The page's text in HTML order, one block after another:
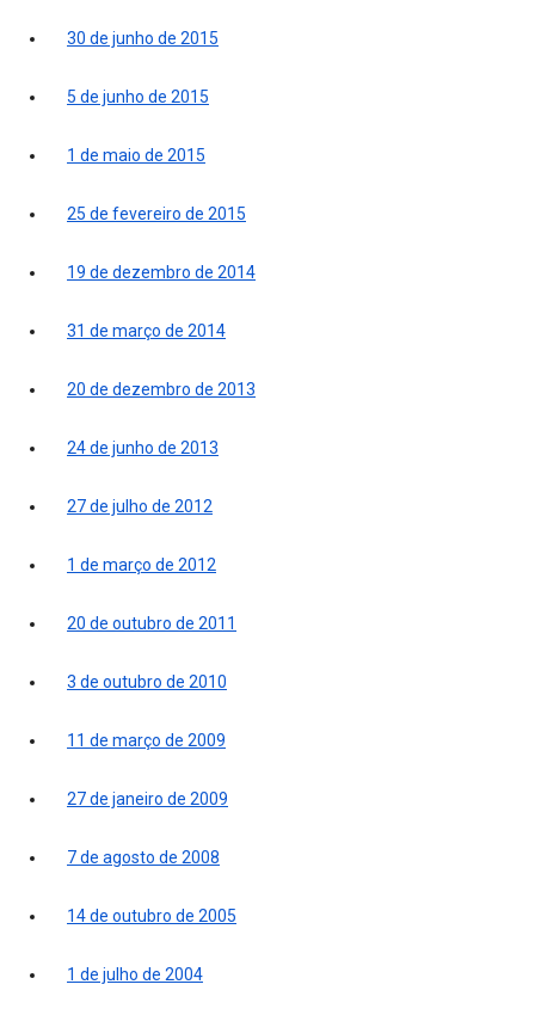
30 de junho de 2015
5 de junho de 2015
1 de maio de 2015
25 de fevereiro de 2015
19 de dezembro de 2014
31 de março de 2014
20 de dezembro de 2013
24 de junho de 2013
27 de julho de 2012
1 de março de 2012
20 de outubro de 2011
3 de outubro de 2010
11 de março de 2009
27 de janeiro de 2009
7 de agosto de 2008
14 de outubro de 2005
1 de julho de 2004